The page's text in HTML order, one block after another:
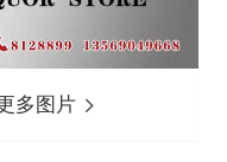
多图片